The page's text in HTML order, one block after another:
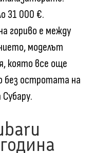
31 000 €.
гориво е между
моделът
която все още
без остротата на